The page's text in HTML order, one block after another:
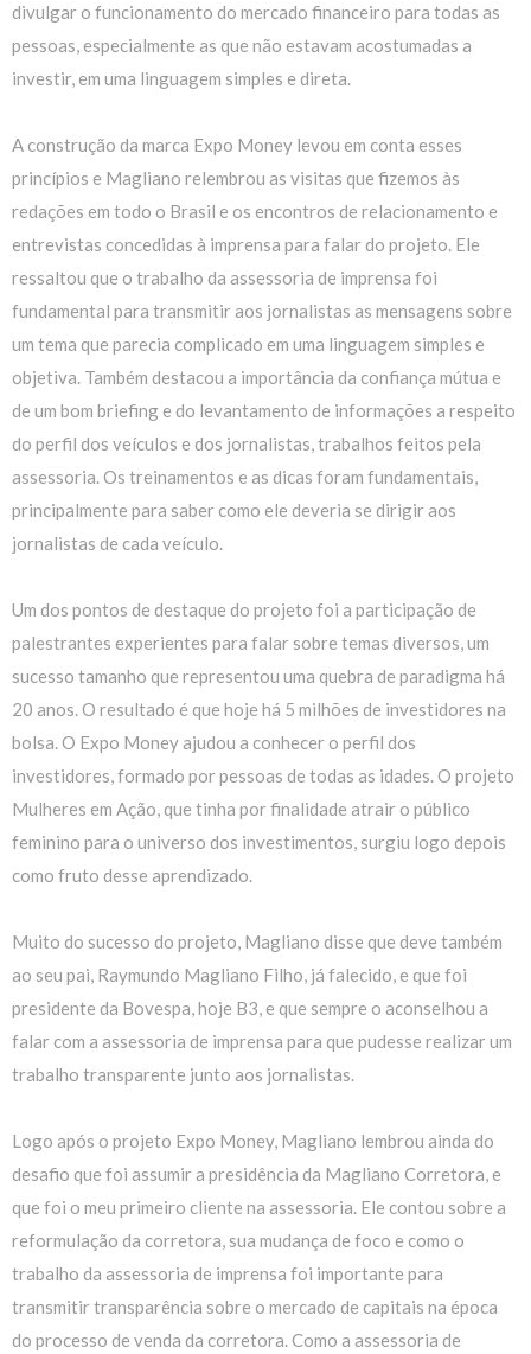
divulgar o funcionamento do mercado financeiro para todas as
pessoas, especialmente as que não estavam acostumadas a
investir, em uma linguagem simples e direta.
A construção da marca Expo Money levou em conta esses
princípios e Magliano relembrou as visitas que fizemos às
redações em todo o Brasil e os encontros de relacionamento e
entrevistas concedidas à imprensa para falar do projeto. Ele
ressaltou que o trabalho da assessoria de imprensa foi
fundamental para transmitir aos jornalistas as mensagens sobre
um tema que parecia complicado em uma linguagem simples e
objetiva. Também destacou a importância da confiança mútua e
de um bom briefing e do levantamento de informações a respeito
do perfil dos veículos e dos jornalistas, trabalhos feitos pela
assessoria. Os treinamentos e as dicas foram fundamentais,
principalmente para saber como ele deveria se dirigir aos
jornalistas de cada veículo.
Um dos pontos de destaque do projeto foi a participação de
palestrantes experientes para falar sobre temas diversos, um
sucesso tamanho que representou uma quebra de paradigma há
20 anos. O resultado é que hoje há 5 milhões de investidores na
bolsa. O Expo Money ajudou a conhecer o perfil dos
investidores, formado por pessoas de todas as idades. O projeto
Mulheres em Ação, que tinha por finalidade atrair o público
feminino para o universo dos investimentos, surgiu logo depois
como fruto desse aprendizado.
Muito do sucesso do projeto, Magliano disse que deve também
ao seu pai, Raymundo Magliano Filho, já falecido, e que foi
presidente da Bovespa, hoje B3, e que sempre o aconselhou a
falar com a assessoria de imprensa para que pudesse realizar um
trabalho transparente junto aos jornalistas.
Logo após o projeto Expo Money, Magliano lembrou ainda do
desafio que foi assumir a presidência da Magliano Corretora, e
que foi o meu primeiro cliente na assessoria. Ele contou sobre a
reformulação da corretora, sua mudança de foco e como o
trabalho da assessoria de imprensa foi importante para
transmitir transparência sobre o mercado de capitais na época
do processo de venda da corretora. Como a assessoria de